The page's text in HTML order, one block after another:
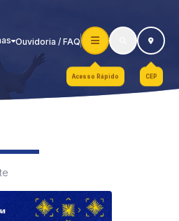
Ouvidoria / FAQ
Acesso Rápido CEP